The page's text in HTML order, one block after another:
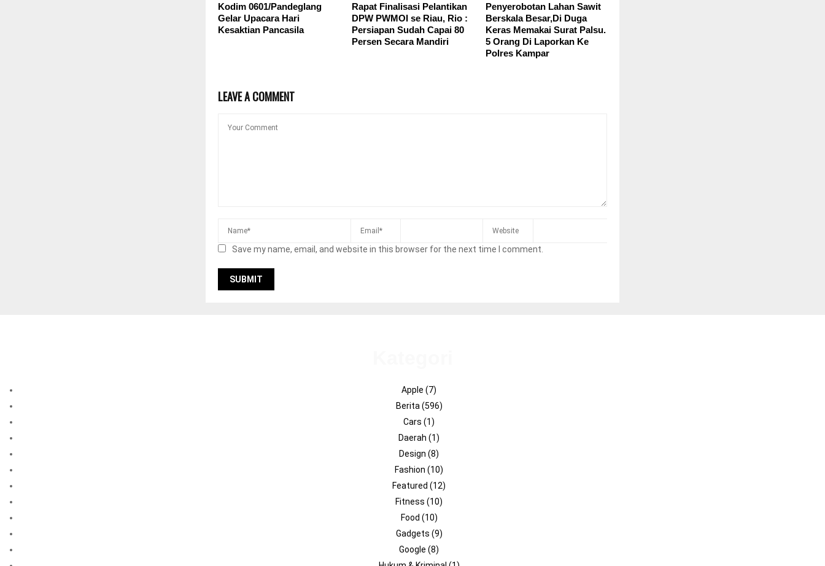
Kodim 0601/Pandeglang
Gelar Upacara Hari
Kesaktian Pancasila
Rapat Finalisasi Pelantikan
DPW PWMOI se Riau, Rio :
Persiapan Sudah Capai 80
Persen Secara Mandiri
Penyerobotan Lahan Sawit
Berskala Besar,Di Duga
Keras Memakai Surat Palsu.
5 Orang Di Laporkan Ke
Polres Kampar
LEAVE A COMMENT
Save my name, email, and website in this browser for the next time I comment.
Apple (7)
Berita (596)
Cars (1)
Daerah (1)
Design (8)
Fashion (10)
Featured (12)
Fitness (10)
Food (10)
Gadgets (9)
Google (8)